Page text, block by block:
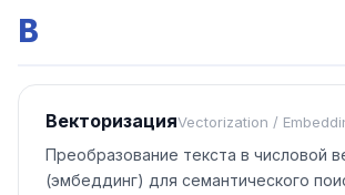
В
ВекторизацияVectorization /
Преобразование текста в числовой
(эмбеддинг) для семантического